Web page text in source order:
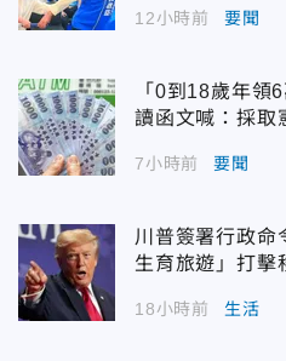
12小時前 要聞
「0到18歲年領
讀函文喊：採取
7小時前 要聞
川普簽署行政命
生育旅遊」打擊
18小時前 生活